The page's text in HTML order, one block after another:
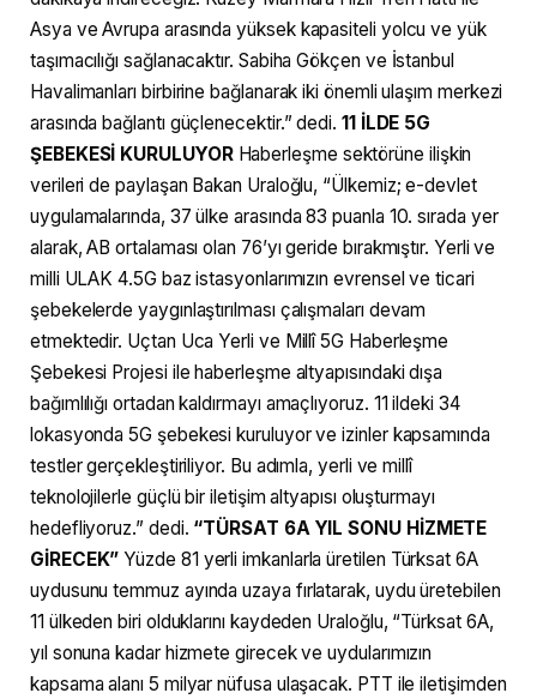
Asya ve Avrupa arasında yüksek kapasiteli yolcu ve yük
taşımacılığı sağlanacaktır. Sabiha Gökçen ve İstanbul
Havalimanları birbirine bağlanarak iki önemli ulaşım merkezi
arasında bağlantı güçlenecektir.” dedi. 11 İLDE 5G
ŞEBEKESİ KURULUYORHaberleşme sektörüne ilişkin
verileri de paylaşan Bakan Uraloğlu, “Ülkemiz; e-devlet
uygulamalarında, 37 ülke arasında 83 puanla 10. sırada yer
alarak, AB ortalaması olan 76’yı geride bırakmıştır. Yerli ve
milli ULAK 4.5G baz istasyonlarımızın evrensel ve ticari
şebekelerde yaygınlaştırılması çalışmaları devam
etmektedir. Uçtan Uca Yerli ve Millî 5G Haberleşme
Şebekesi Projesi ile haberleşme altyapısındaki dışa
bağımlılığı ortadan kaldırmayı amaçlıyoruz. 11 ildeki 34
lokasyonda 5G şebekesi kuruluyor ve izinler kapsamında
testler gerçekleştiriliyor. Bu adımla, yerli ve millî
teknolojilerle güçlü bir iletişim altyapısı oluşturmayı
hedefliyoruz.” dedi. “TÜRSAT 6A YIL SONU HİZMETE
GİRECEK” Yüzde 81 yerli imkanlarla üretilen Türksat 6A
uydusunu temmuz ayında uzaya fırlatarak, uydu üretebilen
11 ülkeden biri olduklarını kaydeden Uraloğlu, “Türksat 6A,
yıl sonuna kadar hizmete girecek ve uydularımızın
kapsama alanı 5 milyar nüfusa ulaşacak. PTT ile iletişimden